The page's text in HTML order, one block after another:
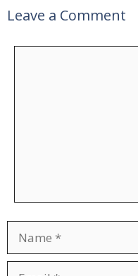
Leave a Comment